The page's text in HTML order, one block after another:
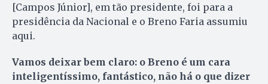
[Campos Júnior], em tão presidente, foi para a
presidência da Nacional e o Breno Faria assumiu
aqui.
Vamos deixar bem claro: o Breno é um cara
inteligentíssimo, fantástico, não há o que dizer